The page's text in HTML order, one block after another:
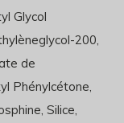
Glycol
200,
de
Phénylcétone,
Silice,